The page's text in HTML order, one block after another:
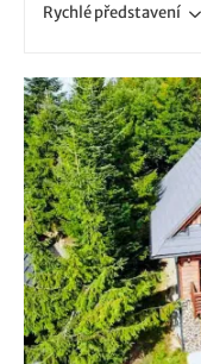
Rychlépředstavení